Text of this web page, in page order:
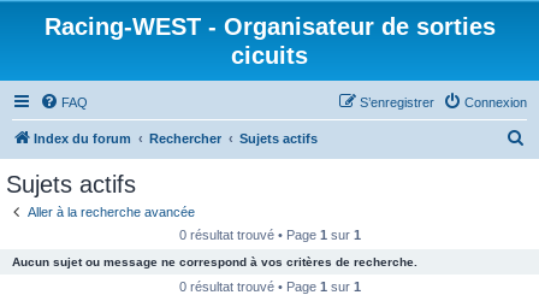
Racing-WEST - Organisateur de sorties
cicuits
FAQ Connexion
S’enregistrer
Index du forum Rechercher Sujets actifs
Sujets actifs
Aller à la recherche avancée
0 résultat trouvé • Page 1 sur 1
Aucun sujet ou message ne correspond à vos critères de recherche.
0 résultat trouvé • Page 1 sur 1